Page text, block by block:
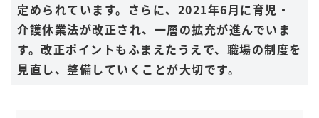
定められています。さらに、2021年6月に育児・
介護休業法が改正され、一層の拡充が進んでいま
す。改正ポイントもふまえたうえで、職場の制度を
見直し、整備していくことが大切です。